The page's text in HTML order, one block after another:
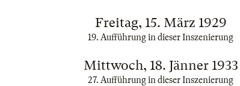
Freitag, 15. März 1929
19. Aufführung in dieser Inszenierung
Mittwoch, 18. Jänner 1933
27. Aufführung in dieser Inszenierung